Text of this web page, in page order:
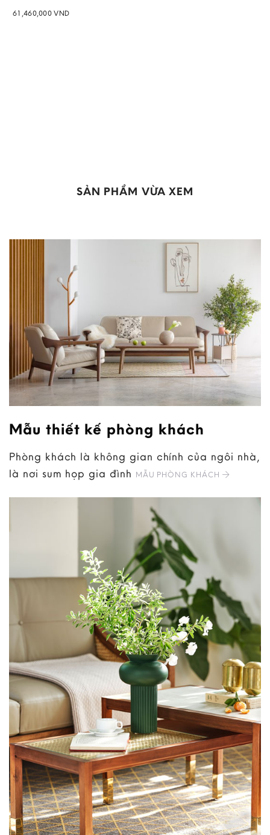
61,460,000VND
SẢN PHẨM VỪA XEM
Mẫu thiết kế phòng khách
Phòng khách là không gian chính của ngôi nhà,
là nơi sum họp gia đình MẪU PHÒNG KHÁCH